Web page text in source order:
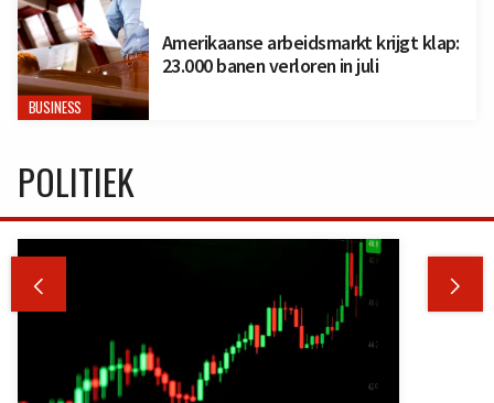
BUSINESS
Amerikaanse arbeidsmarkt krijgt klap:
23.000 banen verloren in juli
POLITIEK
 